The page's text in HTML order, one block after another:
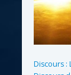
Discours :